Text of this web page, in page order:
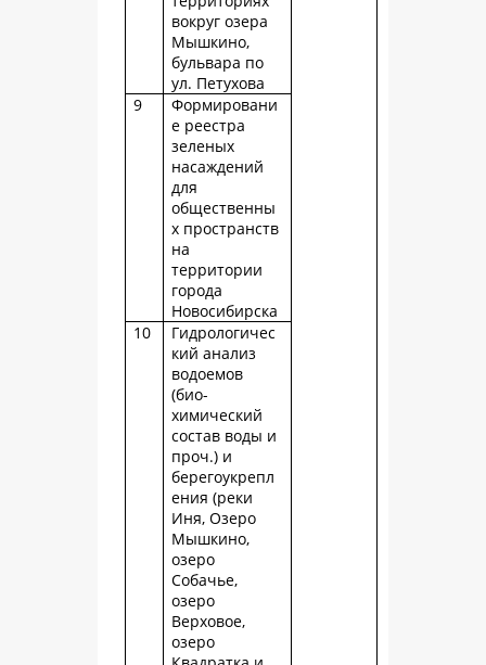
вокруг озера
Мышкино,
бульвара по
ул. Петухова
9
Формировани
е реестра
зеленых
насаждений
для
общественны
х пространств
на
территории
города
Новосибирска
10
Гидрологичес
кий анализ
водоемов
(био-
химический
состав воды и
проч.) и
берегоукрепл
ения (реки
Иня, Озеро
Мышкино,
озеро
Собачье,
озеро
Верховое,
озеро